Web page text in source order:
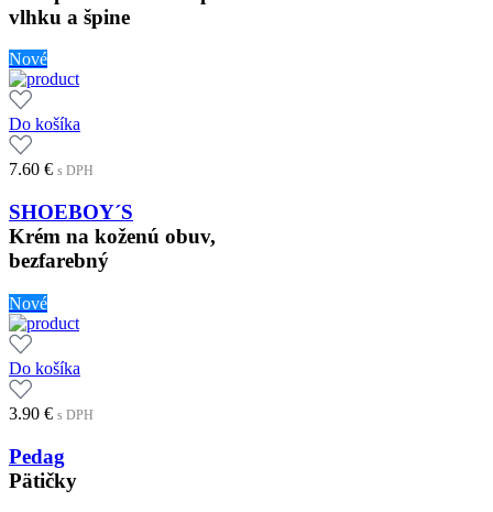
vlhku a špine
Nové
Do košíka
7.60 € s DPH
SHOEBOY´S
Krém na koženú obuv,
bezfarebný
Nové
Do košíka
3.90 € s DPH
Pedag
Pätičky